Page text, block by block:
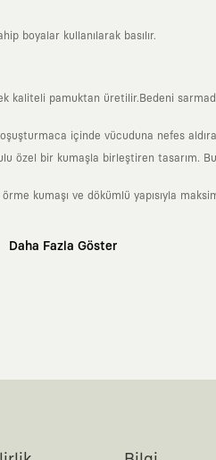
boyalar kullanılarak basılır.
pamuktan üretilir.Bedeni
içinde vücuduna nefes
özel bir kumaşla birleştiren
kumaşı ve dökümlü yapısıyla
Daha Fazla Göster